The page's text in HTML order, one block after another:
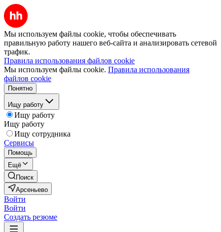
Мы используем файлы cookie, чтобы обеспечивать
правильную работу нашего веб-сайта и анализировать сетевой
трафик.
Правила использования файлов cookie
Мы используем файлы cookie. Правила использования
файлов cookie
Понятно
Ищу работу
Ищу работу
Ищу работу
Ищу сотрудника
Сервисы
Помощь
Ещё
Поиск
Арсеньево
Войти
Войти
Создать резюме